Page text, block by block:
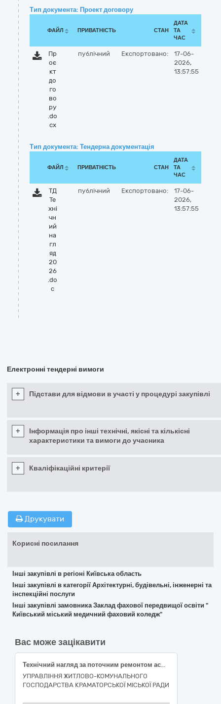
Тип документа: Проект договору
ФАЙЛ ПРИВАТНІСТЬ СТАН
ДАТА
ТА
ЧАС
Пр
оє
кт
до
го
во
ру
.do
cx
публічний Експортовано:
17-06-
2026,
13:57:55
Тип документа: Тендерна документація
ФАЙЛ ПРИВАТНІСТЬ СТАН
ДАТА
ТА
ЧАС
ТД
Те
хні
чн
ий
на
гл
яд
20
26
.do
c
публічний Експортовано:
17-06-
2026,
13:57:55
Електронні тендерні вимоги
+ Підстави для відмови в участі у процедурі закупівлі
+
Інформація про інші технічні, якісні та кількісні
характеристики та вимоги до учасника
+ Кваліфікаційні критерії
Друкувати
Корисні посилання
Інші закупівлі в регіоні Київська область
Інші закупівлі в категорії Архітектурні, будівельні, інженерні та
інспекційні послуги
Інші закупівлі замовника Заклад фахової передвищої освіти "
Київський міський медичний фаховий коледж"
Вас може зацікавити
Технічний нагляд за поточним ремонтом асфальтового покриття на автошляхах Краматорської міської територіальної громади (ДК 021:2015: 71520000-9 — Послуги з нагляду за виконанням будівельних робіт)
УПРАВЛІННЯ ЖИТЛОВО-КОМУНАЛЬНОГО
ГОСПОДАРСТВА КРАМАТОРСЬКОЇ МІСЬКОЇ РАДИ